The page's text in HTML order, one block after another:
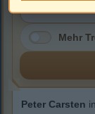
Mehr
Peter Carsten